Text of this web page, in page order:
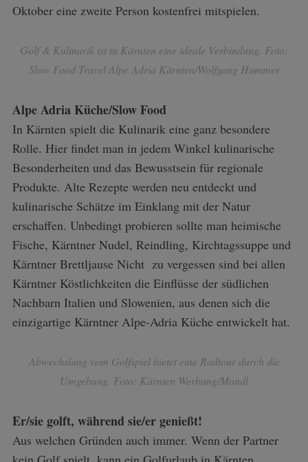
Oktober eine zweite Person kostenfrei mitspielen.
Golf & Kulinarik ist in Kärnten eine ideale Verbindung. Foto:
Slow Food Travel Alpe Adria Kärnten/Wolfgang Hummer
Alpe Adria Küche/Slow Food
In Kärnten spielt die Kulinarik eine ganz besondere
Rolle. Hier findet man in jedem Winkel kulinarische
Besonderheiten und das Bewusstsein für regionale
Produkte. Alte Rezepte werden neu entdeckt und
kulinarische Schätze im Einklang mit der Natur
erschaffen. Unbedingt probieren sollte man heimische
Fische, Kärntner Nudel, Reindling, Kirchtagssuppe und
Kärntner Brettljause Nicht zu vergessen sind bei allen
Kärntner Köstlichkeiten die Einflüsse der südlichen
Nachbarn Italien und Slowenien, aus denen sich die
einzigartige Kärntner Alpe-Adria Küche entwickelt hat.
Abwechslung vom Golfspiel bietet eine Radtour durch die
Umgebung. Foto: Kärnten Werbung/Mandl
Er/sie golft, während sie/er genießt!
Aus welchen Gründen auch immer. Wenn der Partner